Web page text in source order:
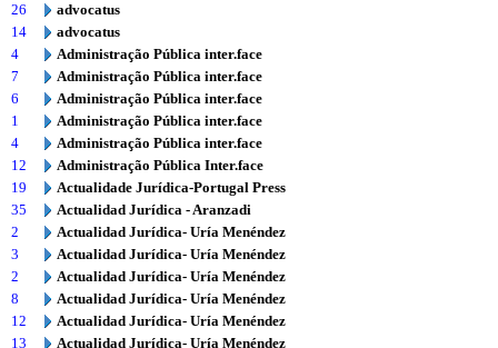
26
advocatus
14
advocatus
4
Administração Pública inter.face
7
Administração Pública inter.face
6
Administração Pública inter.face
1
Administração Pública inter.face
4
Administração Pública inter.face
12
Administração Pública Inter.face
19
Actualidade Jurídica-Portugal Press
35
Actualidad Jurídica - Aranzadi
2
Actualidad Jurídica- Uría Menéndez
3
Actualidad Jurídica- Uría Menéndez
2
Actualidad Jurídica- Uría Menéndez
8
Actualidad Jurídica- Uría Menéndez
12
Actualidad Jurídica- Uría Menéndez
13
Actualidad Jurídica- Uría Menéndez